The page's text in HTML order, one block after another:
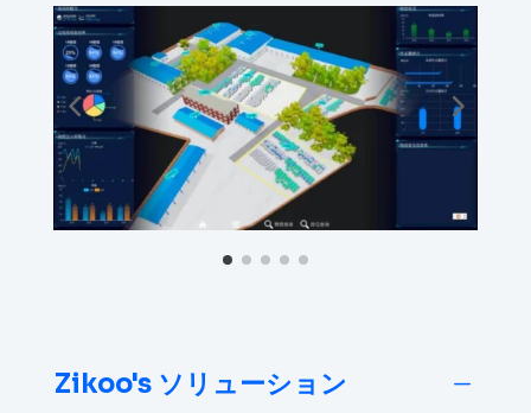
Zikoo's ソリューション K